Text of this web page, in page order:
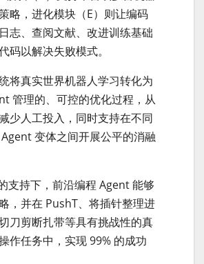
略，进化模块（E）则让编码
志、查阅文献、改进训练基础
码以解决失败模式。
将真实世界机器人学习转化为
管理的、可控的优化过程，从
少人工投入，同时支持在不同
变体之间开展公平的消融
支持下，前沿编程 Agent 能够
，并在 PushT、将插针整理进
刀剪断扎带等具有挑战性的真
作任务中，实现 99% 的成功